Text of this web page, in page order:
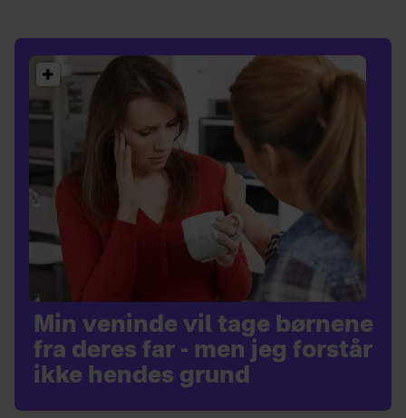
Min veninde vil tage børnene
fra deres far - men jeg forstår
ikke hendes grund